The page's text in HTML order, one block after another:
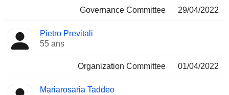
Governance Committee 29/04/2022
Pietro Previtali
55 ans
Organization Committee 01/04/2022
Mariarosaria Taddeo